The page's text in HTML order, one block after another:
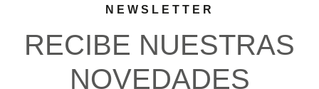
NEWSLETTER
RECIBE NUESTRAS
NOVEDADES